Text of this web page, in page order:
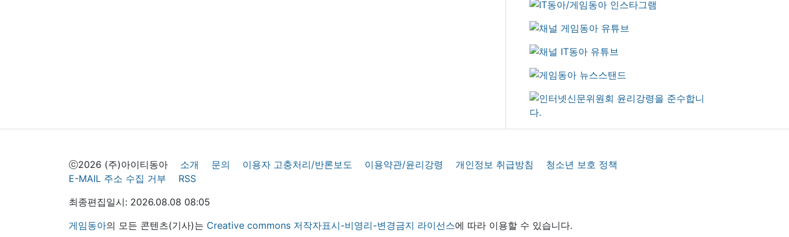
ⓒ2026 (주)아이티동아 소개 문의 이용자 고충처리/반론보도 이용약관/윤리강령 개인정보 취급방침
청소년 보호 정책
E-MAIL 주소 수집 거부
RSS
최종편집일시: 2026.08.08 08:05
게임동아의 모든 콘텐츠(기사)는 Creative commons 저작자표시-비영리-변경금지 라이선스에 따라 이용할 수 있습니다.